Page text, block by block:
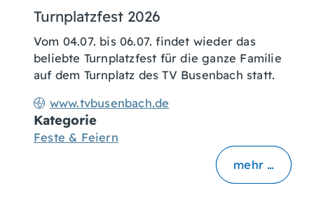
Turnplatzfest 2026
www.tvbusenbach.de
Vom 04.07. bis 06.07. findet wieder das
beliebte Turnplatzfest für die ganze Familie
auf dem Turnplatz des TV Busenbach statt.
Kategorie
Feste & Feiern
mehr …